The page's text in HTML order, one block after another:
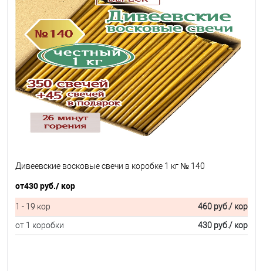
Дивеевские восковые свечи в коробке 1 кг № 140
от430 руб./ кор
1 - 19 кор 460 руб./ кор
от 1 коробки
430 руб./ кор